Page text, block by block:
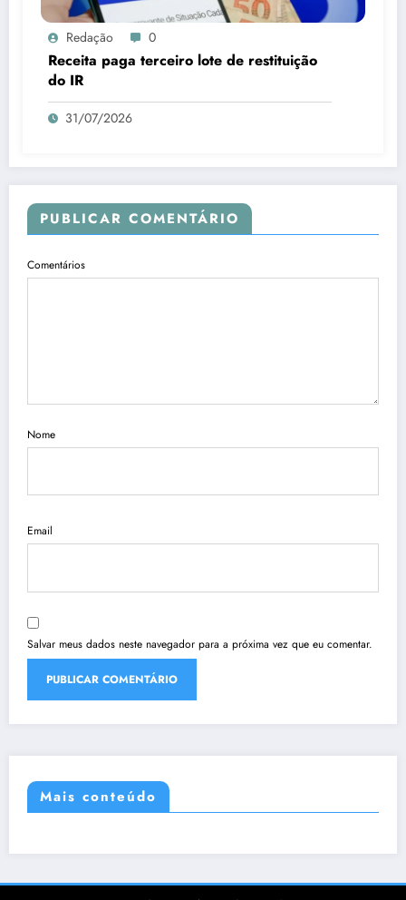
Redação 0
Receita paga terceiro lote de restituição
do IR
31/07/2026
PUBLICAR COMENTÁRIO
Comentários
Nome
Email
Salvar meus dados neste navegador para a próxima vez que eu comentar.
Mais conteúdo